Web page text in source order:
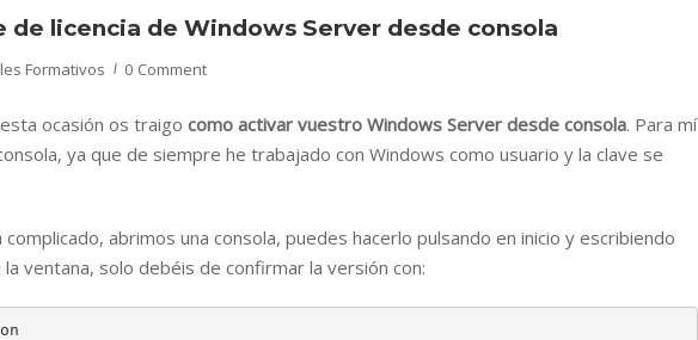
de licencia de Windows Server desde consola
Formativos 0 Comment
ocasión os traigo como activar vuestro Windows Server desde consola. Para mí
ya que de siempre he trabajado con Windows como usuario y la clave se
abrimos una consola, puedes hacerlo pulsando en inicio y escribiendo
ventana, solo debéis de confirmar la versión con: